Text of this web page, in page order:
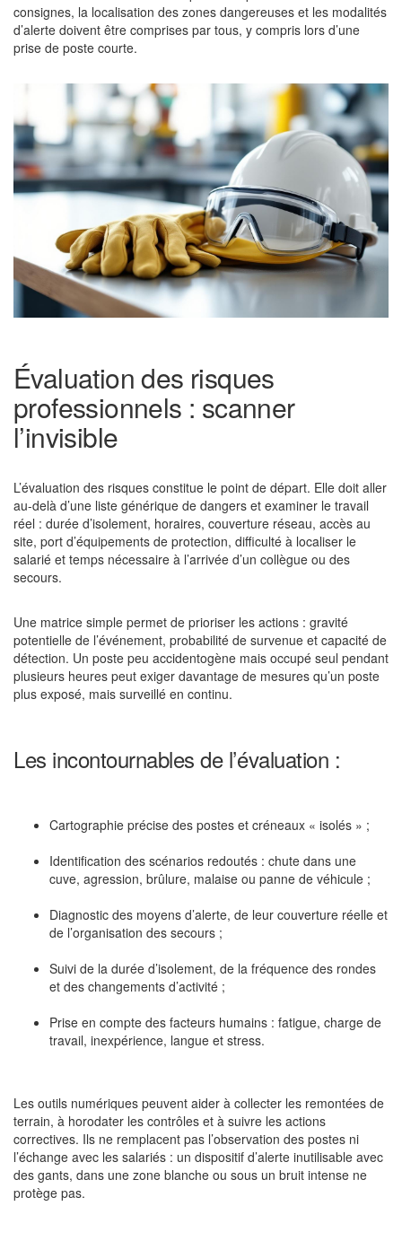
consignes, la localisation des zones dangereuses et les modalités
d’alerte doivent être comprises par tous, y compris lors d’une
prise de poste courte.
Évaluation des risques
professionnels : scanner
l’invisible
L’évaluation des risques constitue le point de départ. Elle doit aller
au-delà d’une liste générique de dangers et examiner le travail
réel : durée d’isolement, horaires, couverture réseau, accès au
site, port d’équipements de protection, difficulté à localiser le
salarié et temps nécessaire à l’arrivée d’un collègue ou des
secours.
Une matrice simple permet de prioriser les actions : gravité
potentielle de l’événement, probabilité de survenue et capacité de
détection. Un poste peu accidentogène mais occupé seul pendant
plusieurs heures peut exiger davantage de mesures qu’un poste
plus exposé, mais surveillé en continu.
Les incontournables de l’évaluation :
Cartographie précise des postes et créneaux « isolés » ;
Identification des scénarios redoutés : chute dans une
cuve, agression, brûlure, malaise ou panne de véhicule ;
Diagnostic des moyens d’alerte, de leur couverture réelle et
de l’organisation des secours ;
Suivi de la durée d’isolement, de la fréquence des rondes
et des changements d’activité ;
Prise en compte des facteurs humains : fatigue, charge de
travail, inexpérience, langue et stress.
Les outils numériques peuvent aider à collecter les remontées de
terrain, à horodater les contrôles et à suivre les actions
correctives. Ils ne remplacent pas l’observation des postes ni
l’échange avec les salariés : un dispositif d’alerte inutilisable avec
des gants, dans une zone blanche ou sous un bruit intense ne
protège pas.